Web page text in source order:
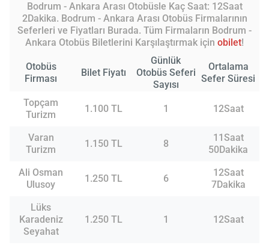
Bodrum - Ankara Arası Otobüsle Kaç Saat: 12Saat
2Dakika. Bodrum - Ankara Arası Otobüs Firmalarının
Seferleri ve Fiyatları Burada. Tüm Firmaların Bodrum -
Ankara Otobüs Biletlerini Karşılaştırmak için obilet!
Otobüs
Firması
Bilet Fiyatı
Günlük
Otobüs Seferi
Sayısı
Ortalama
Sefer Süresi
Topçam
Turizm
1.100 TL 1 12Saat
Varan
Turizm
1.150 TL 8
11Saat
50Dakika
Ali Osman
Ulusoy
1.250 TL 6
12Saat
7Dakika
Lüks
Karadeniz
Seyahat
1.250 TL 1 12Saat